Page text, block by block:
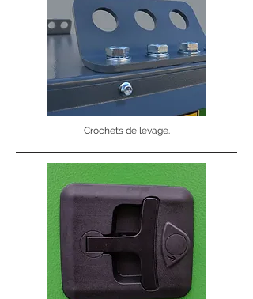
Crochets de levage.